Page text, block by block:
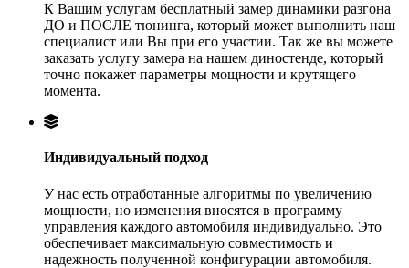
К Вашим услугам бесплатный замер динамики разгона
ДО и ПОСЛЕ тюнинга, который может выполнить наш
специалист или Вы при его участии. Так же вы можете
заказать услугу замера на нашем диностенде, который
точно покажет параметры мощности и крутящего
момента.
Индивидуальный подход
У нас есть отработанные алгоритмы по увеличению
мощности, но изменения вносятся в программу
управления каждого автомобиля индивидуально. Это
обеспечивает максимальную совместимость и
надежность полученной конфигурации автомобиля.